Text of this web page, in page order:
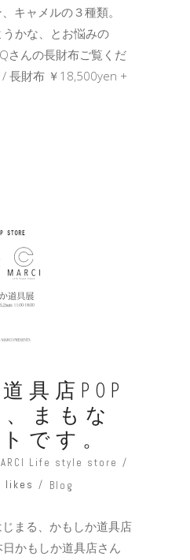
キャメルの３種類。
かな、とお悩みの
さんの長財布ご覧くだ
布 ￥18,500yen +
具店POP
、まもな
です。
Life style store
likes Blog
まる、かもしか道具店
日かもしか道具店さん